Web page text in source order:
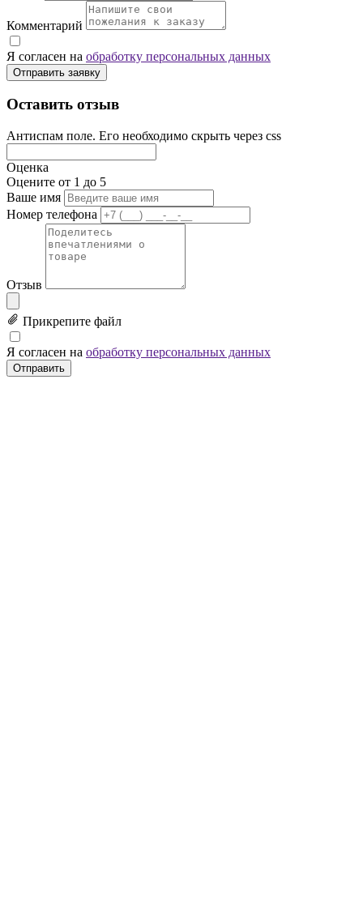
Комментарий
Я согласен на обработку персональных данных
Отправить заявку
Оставить отзыв
Антиспам поле. Его необходимо скрыть через css
Оценка
Оцените от 1 до 5
Ваше имя
Номер телефона
Отзыв
Прикрепите файл
Я согласен на обработку персональных данных